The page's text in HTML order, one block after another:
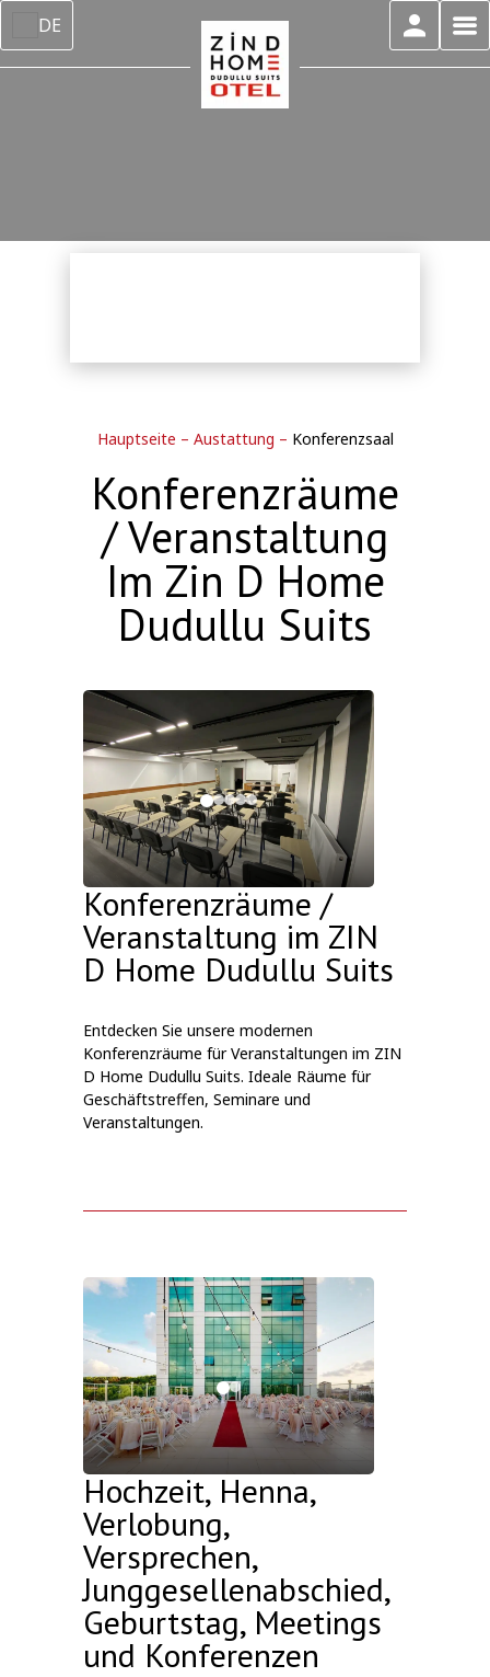
DE
Hauptseite – Austattung – Konferenzsaal
Konferenzräume
/ Veranstaltung
Im Zin D Home
Dudullu Suits
Konferenzräume /
Veranstaltung im ZIN
D Home Dudullu Suits
Entdecken Sie unsere modernen
Konferenzräume für Veranstaltungen im ZIN
D Home Dudullu Suits. Ideale Räume für
Geschäftstreffen, Seminare und
Veranstaltungen.
Hochzeit, Henna,
Verlobung,
Versprechen,
Junggesellenabschied,
Geburtstag, Meetings
und Konferenzen